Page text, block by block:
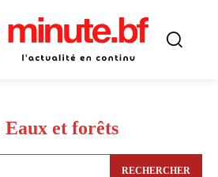
Eaux et forêts
RECHERCHER